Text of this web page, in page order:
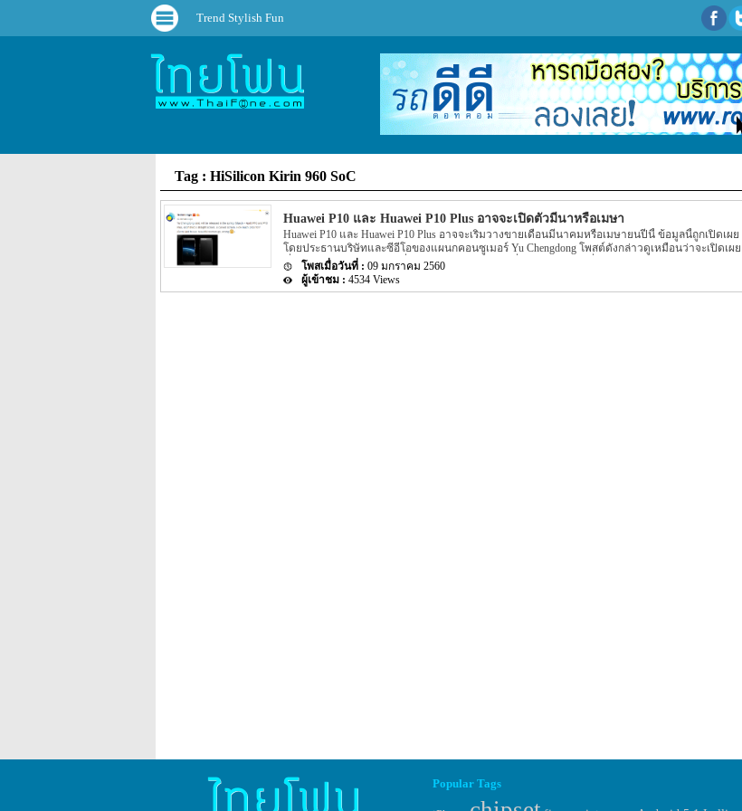
Trend Stylish Fun
Tag : HiSilicon Kirin 960 SoC
Huawei P10 และ Huawei P10 Plus อาจจะเปิดตัวมีนาหรือเมษา
Huawei P10 และ Huawei P10 Plus อาจจะเริ่มวางขายเดือนมีนาคมหรือเมษายนปีนี้ ข้อมูลนี้ถูกเปิดเผย
โดยประธานบริษัทและซีอีโอของแผนกคอนซูเมอร์ Yu Chengdong โพสต์ดังกล่าวดูเหมือนว่าจะเปิดเผย
เรื่องราวของ Huawei P10 ซึ่งจะมาพร้อมกับหน้าจอที่ไม่โค้ง ในขณะที่ Huawei P10 Plus จะมาพร้อมกับ
หน้าจอโค้ง สำหรับข่าวลือก่อนหน้าที่ออกมาเดือนที่แล้วได้พูดถึง P10 ว่าจะมาพร้อมหน้าจอโค้งแบบคู่
สเปคคร่าวๆ ข่าวลือเคยพูดถึง P10 (และ P10 Plus) ว่าจะมาพร้อมกับขุมพลัง HiSilicon Kirin 960 SoC
09 มกราคม 2560
4534 Views
Popular Tags